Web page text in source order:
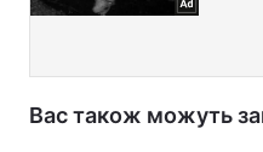
Вас також можуть